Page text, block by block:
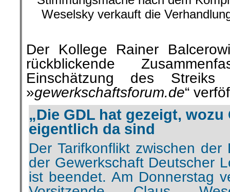
Der Kollege Rainer
Einschätzung des
»gewerkschaftsforum.de“
„Die GDL hat gezeigt,
eigentlich da sind
Der Tarifkonflikt zwischen
der Gewerkschaft Deutscher
ist beendet. Am Donnerstag
Vorsitzende Claus
Personalvorstand
gemeinsamen